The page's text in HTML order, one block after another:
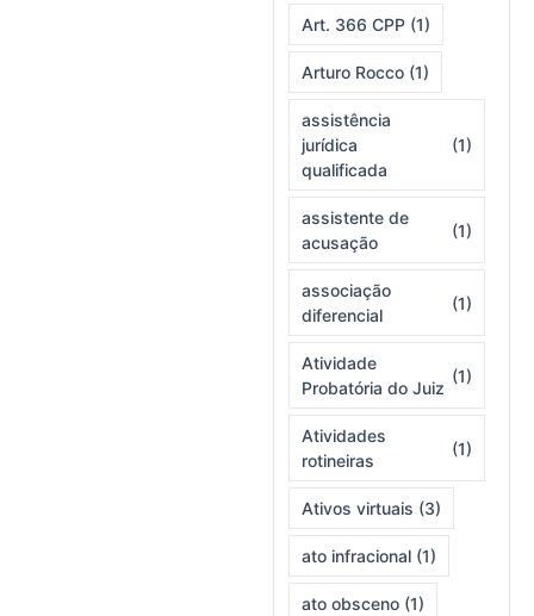
Art. 366 CPP (1)
Arturo Rocco (1)
assistência
jurídica
qualificada
(1)
assistente de
acusação
(1)
associação
diferencial
(1)
Atividade
Probatória do Juiz
(1)
Atividades
rotineiras
(1)
Ativos virtuais (3)
ato infracional (1)
ato obsceno (1)